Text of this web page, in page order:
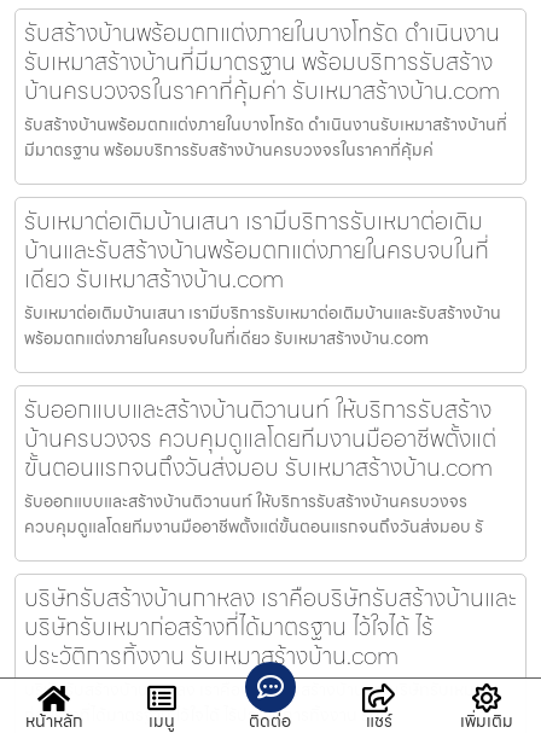
รับสร้างบ้านพร้อมตกแต่งภายในบางโทรัด ดำเนินงาน
รับเหมาสร้างบ้านที่มีมาตรฐาน พร้อมบริการรับสร้าง
บ้านครบวงจรในราคาที่คุ้มค่า รับเหมาสร้างบ้าน.com
รับสร้างบ้านพร้อมตกแต่งภายในบางโทรัด ดำเนินงานรับเหมาสร้างบ้านที่
มีมาตรฐาน พร้อมบริการรับสร้างบ้านครบวงจรในราคาที่คุ้มค่
รับเหมาต่อเติมบ้านเสนา เรามีบริการรับเหมาต่อเติม
บ้านและรับสร้างบ้านพร้อมตกแต่งภายในครบจบในที่
เดียว รับเหมาสร้างบ้าน.com
รับเหมาต่อเติมบ้านเสนา เรามีบริการรับเหมาต่อเติมบ้านและรับสร้างบ้าน
พร้อมตกแต่งภายในครบจบในที่เดียว รับเหมาสร้างบ้าน.com
รับออกแบบและสร้างบ้านติวานนท์ ให้บริการรับสร้าง
บ้านครบวงจร ควบคุมดูแลโดยทีมงานมืออาชีพตั้งแต่
ขั้นตอนแรกจนถึงวันส่งมอบ รับเหมาสร้างบ้าน.com
รับออกแบบและสร้างบ้านติวานนท์ ให้บริการรับสร้างบ้านครบวงจร
ควบคุมดูแลโดยทีมงานมืออาชีพตั้งแต่ขั้นตอนแรกจนถึงวันส่งมอบ รั
บริษัทรับสร้างบ้านกาหลง เราคือบริษัทรับสร้างบ้านและ
บริษัทรับเหมาก่อสร้างที่ได้มาตรฐาน ไว้ใจได้ ไร้
ประวัติการทิ้งงาน รับเหมาสร้างบ้าน.com
บริษัทรับสร้างบ้านกาหลง เราคือบริษัทรับสร้างบ้านและบริษัทรับเหมา
ก่อสร้างที่ได้มาตรฐาน ไว้ใจได้ ไร้ประวัติการทิ้งงาน รับเ
หน้าหลัก เมนู ติดต่อ แชร์ เพิ่มเติม